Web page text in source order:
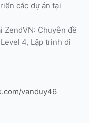
các dự án tại
ZendVN: Chuyên đề
4, Lập trình di
vanduy46